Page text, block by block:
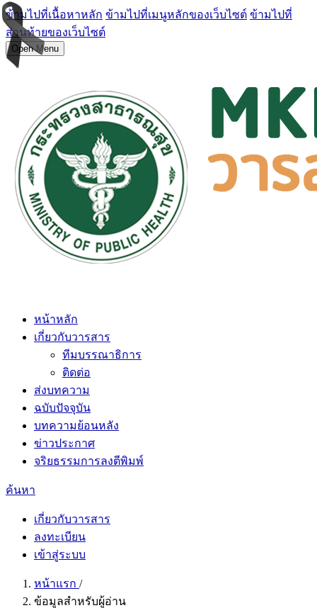
ข้ามไปที่เนื้อหาหลัก ข้ามไปที่เมนูหลักของเว็บไซต์ ข้ามไปที่
ส่วนท้ายของเว็บไซต์
Open Menu
หน้าหลัก
เกี่ยวกับวารสาร
ทีมบรรณาธิการ
ติดต่อ
ส่งบทความ
ฉบับปัจจุบัน
บทความย้อนหลัง
ข่าวประกาศ
จริยธรรมการลงตีพิมพ์
ค้นหา
เกี่ยวกับวารสาร
ลงทะเบียน
เข้าสู่ระบบ
หน้าแรก /
ข้อมูลสำหรับผู้อ่าน